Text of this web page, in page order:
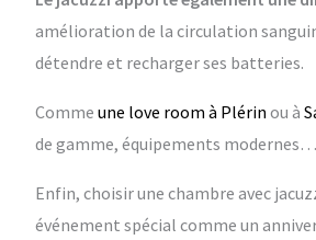
amélioration de la circulation
détendre et recharger ses batteries.
Comme une love room à Plérin ou à
de gamme, équipements
Enfin, choisir une chambre avec
événement spécial comme un